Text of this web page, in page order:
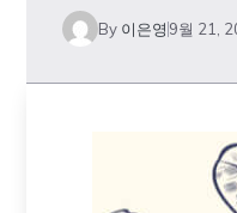
By 이은영 9월 21,